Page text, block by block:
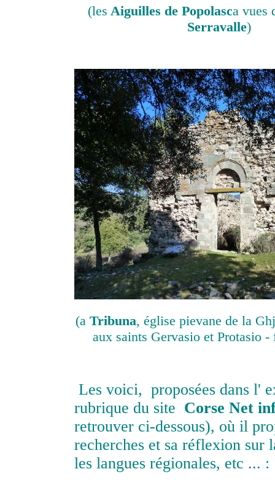
(les Aiguilles de Popolasca vues
Serravalle)
(a Tribuna, église pievane de la
aux saints Gervasio et Protasio -
Les voici, proposées dans l'
rubrique du site Corse Net
retrouver ci-dessous), où il
recherches et sa réflexion sur
les langues régionales, etc ... :